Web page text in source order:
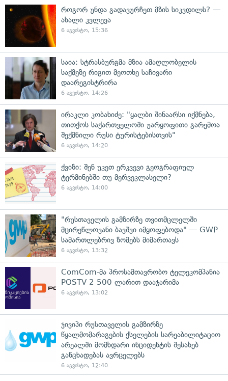
როგორ უნდა გადავურჩეთ მზის სიკვდილს? —
ახალი კვლევა
6 აგვისტო, 15:36
საია: სტრასბურგმა მზია ამაღლობელის
საქმეზე რიგით მეოთხე საჩივარი
დაარეგისტრირა
6 აგვისტო, 14:26
ირაკლი კობახიძე: "ყალბი შინაარსი იქმნება,
თითქოს საქართველოში უარყოფითი გარემოა
შექმნილი რუსი ტურისტებისთვის"
6 აგვისტო, 14:20
ქვიზი: შენ უკეთ ერკვევი გეოგრაფიულ
ტერმინებში თუ მერვეკლასელი?
6 აგვისტო, 14:00
"რუსთაველის გამზირზე თვითმცლელში
მცირეწლოვანი ბავშვი იმყოფებოდა" — GWP
სამართლებრივ ზომებს მიმართავს
6 აგვისტო, 13:32
ComCom-მა პროსამთავრობო ტელეკომპანია
POSTV 2 500 ლარით დააჯარიმა
6 აგვისტო, 13:02
ჯივიპი რუსთაველის გამზირზე
წყალმომარაგების ქსელების სარეაბილიტაციო
არეალში მომხდარი ინციდენტის შესახებ
განცხადებას ავრცელებს
6 აგვისტო, 12:40